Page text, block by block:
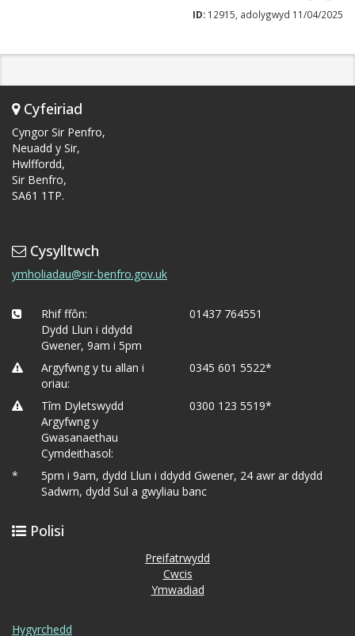
ID: 12915, adolygwyd 11/04/2025
Cyfeiriad
Cyngor Sir Penfro,
Neuadd y Sir,
Hwlffordd,
Sir Benfro,
SA61 1TP.
Cysylltwch
ymholiadau@sir-benfro.gov.uk
Rhif ffôn:
Dydd Llun i ddydd
Gwener, 9am i 5pm
01437 764551
Argyfwng y tu allan i
oriau:
0345 601 5522*
Tîm Dyletswydd
Argyfwng y
Gwasanaethau
Cymdeithasol:
0300 123 5519*
*
5pm i 9am, dydd Llun i ddydd Gwener, 24 awr ar ddydd
Sadwrn, dydd Sul a gwyliau banc
Polisi
Preifatrwydd
Cwcis
Ymwadiad
Hygyrchedd